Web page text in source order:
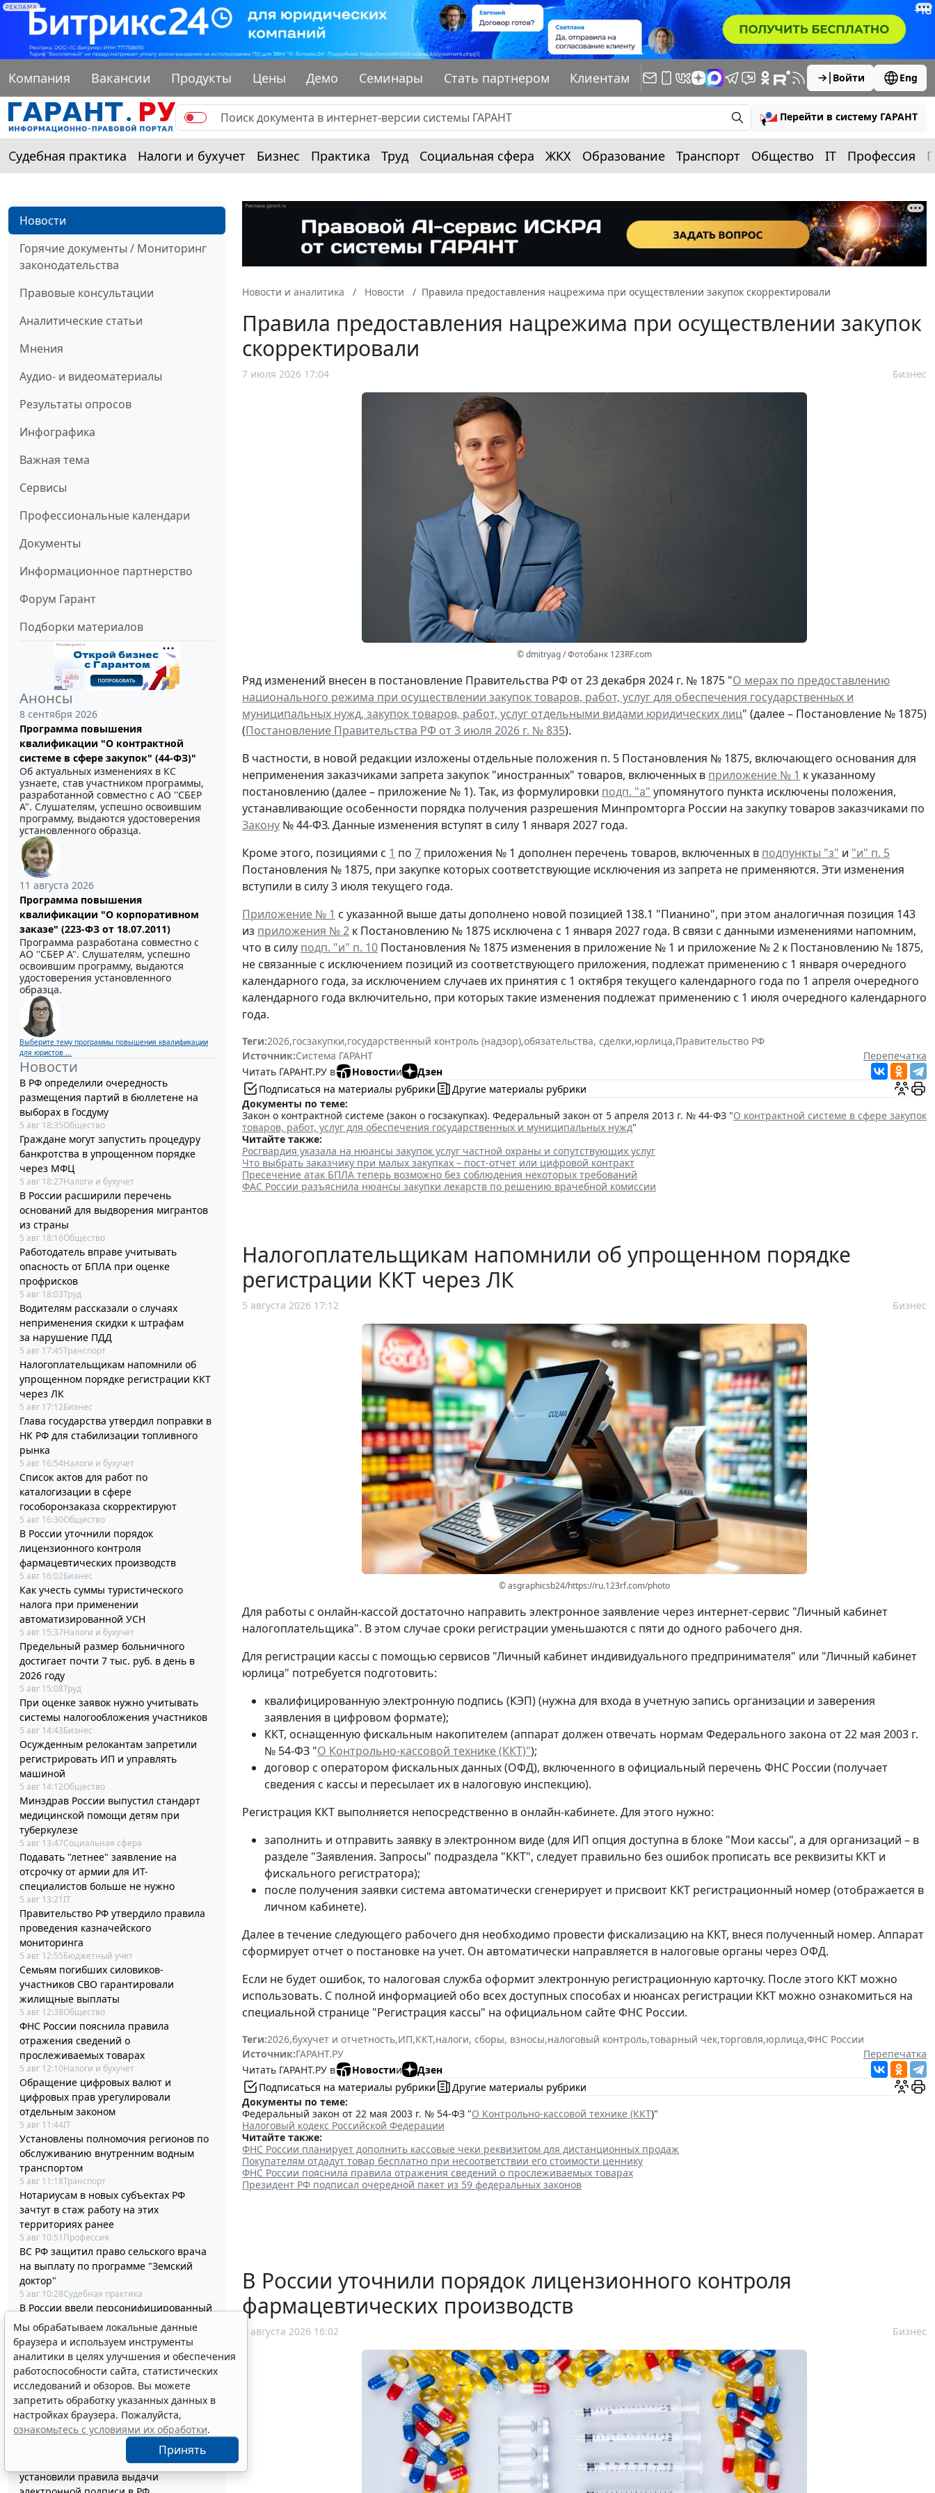
РЕКЛАМА
Компания Вакансии Продукты Цены Демо Семинары Стать партнером Клиентам Войти Eng
Перейти в систему ГАРАНТ
Судебная практика Налоги и бухучет Бизнес Практика Труд Социальная сфера ЖКХ Образование Транспорт Общество IT Профессия
Новости
Горячие документы / Мониторинг
законодательства
Правовые консультации
Аналитические статьи
Мнения
Аудио- и видеоматериалы
Результаты опросов
Инфографика
Важная тема
Сервисы
Профессиональные календари
Документы
Информационное партнерство
Форум Гарант
Подборки материалов
Анонсы
8 сентября 2026
Программа повышения
квалификации "О контрактной
системе в сфере закупок" (44-ФЗ)"
Об актуальных изменениях в КС
узнаете, став участником программы,
разработанной совместно с АО ''СБЕР
А". Слушателям, успешно освоившим
программу, выдаются удостоверения
установленного образца.
11 августа 2026
Программа повышения
квалификации "О корпоративном
заказе" (223-ФЗ от 18.07.2011)
Программа разработана совместно с
АО ''СБЕР А". Слушателям, успешно
освоившим программу, выдаются
удостоверения установленного
образца.
Выберите тему программы повышения квалификации
для юристов ...
Новости
В РФ определили очередность
размещения партий в бюллетене на
выборах в Госдуму
5 авг 18:35Общество
Граждане могут запустить процедуру
банкротства в упрощенном порядке
через МФЦ
5 авг 18:27Налоги и бухучет
В России расширили перечень
оснований для выдворения мигрантов
из страны
5 авг 18:16Общество
Работодатель вправе учитывать
опасность от БПЛА при оценке
профрисков
5 авг 18:03Труд
Водителям рассказали о случаях
неприменения скидки к штрафам
за нарушение ПДД
5 авг 17:45Транспорт
Налогоплательщикам напомнили об
упрощенном порядке регистрации ККТ
через ЛК
5 авг 17:12Бизнес
Глава государства утвердил поправки в
НК РФ для стабилизации топливного
рынка
5 авг 16:54Налоги и бухучет
Список актов для работ по
каталогизации в сфере
гособоронзаказа скорректируют
5 авг 16:30Общество
В России уточнили порядок
лицензионного контроля
фармацевтических производств
5 авг 16:02Бизнес
Как учесть суммы туристического
налога при применении
автоматизированной УСН
5 авг 15:37Налоги и бухучет
Предельный размер больничного
достигает почти 7 тыс. руб. в день в
2026 году
5 авг 15:08Труд
При оценке заявок нужно учитывать
системы налогообложения участников
5 авг 14:43Бизнес
Осужденным релокантам запретили
регистрировать ИП и управлять
машиной
5 авг 14:12Общество
Минздрав России выпустил стандарт
медицинской помощи детям при
туберкулезе
5 авг 13:47Социальная сфера
Подавать "летнее" заявление на
отсрочку от армии для ИТ-
специалистов больше не нужно
5 авг 13:21IT
Правительство РФ утвердило правила
проведения казначейского
мониторинга
5 авг 12:55Бюджетный учет
Семьям погибших силовиков-
участников СВО гарантировали
жилищные выплаты
5 авг 12:38Общество
ФНС России пояснила правила
отражения сведений о
прослеживаемых товарах
5 авг 12:10Налоги и бухучет
Обращение цифровых валют и
цифровых прав урегулировали
отдельным законом
5 авг 11:44IT
Установлены полномочия регионов по
обслуживанию внутренним водным
транспортом
5 авг 11:18Транспорт
Нотариусам в новых субъектах РФ
зачтут в стаж работу на этих
территориях ранее
5 авг 10:51 Профессия
ВС РФ защитил право сельского врача
на выплату по программе "Земский
доктор"
5 авг 10:28Судебная практика
В России ввели персонифицированный
учет медпомощи ветеранам боевых
действий
5 авг 10:02
Сообщения НПФ о заключении
договоров НПО и долгосрочных
сбережений обновят
5 авг 09:30 Налоги и бухучет
Президент РФ подписал очередной
пакет из 59 федеральных законов
Международным организациям
установили правила выдачи
Новости и аналитика Новости Правила предоставления нацрежима при осуществлении закупок скорректировали
Правила предоставления нацрежима при осуществлении закупок
скорректировали
7 июля 2026 17:04 Бизнес
© dmitryag / Фотобанк 123RF.com
Ряд изменений внесен в постановление Правительства РФ от 23 декабря 2024 г. № 1875 "О мерах по предоставлению
национального режима при осуществлении закупок товаров, работ, услуг для обеспечения государственных и
муниципальных нужд, закупок товаров, работ, услуг отдельными видами юридических лиц" (далее – Постановление № 1875)
(Постановление Правительства РФ от 3 июля 2026 г. № 835).
В частности, в новой редакции изложены отдельные положения п. 5 Постановления № 1875, включающего основания для
неприменения заказчиками запрета закупок "иностранных" товаров, включенных в приложение № 1 к указанному
постановлению (далее – приложение № 1). Так, из формулировки подп. "а" упомянутого пункта исключены положения,
устанавливающие особенности порядка получения разрешения Минпромторга России на закупку товаров заказчиками по
Закону № 44-ФЗ. Данные изменения вступят в силу 1 января 2027 года.
Кроме этого, позициями с 1 по 7 приложения № 1 дополнен перечень товаров, включенных в подпункты "з" и "и" п. 5
Постановления № 1875, при закупке которых соответствующие исключения из запрета не применяются. Эти изменения
вступили в силу 3 июля текущего года.
Приложение № 1 с указанной выше даты дополнено новой позицией 138.1 "Пианино", при этом аналогичная позиция 143
из приложения № 2 к Постановлению № 1875 исключена с 1 января 2027 года. В связи с данными изменениями напомним,
что в силу подп. "и" п. 10 Постановления № 1875 изменения в приложение № 1 и приложение № 2 к Постановлению № 1875,
не связанные с исключением позиций из соответствующего приложения, подлежат применению с 1 января очередного
календарного года, за исключением случаев их принятия с 1 октября текущего календарного года по 1 апреля очередного
календарного года включительно, при которых такие изменения подлежат применению с 1 июля очередного календарного
года.
Теги:2026,госзакупки,государственный контроль (надзор),обязательства, сделки,юрлица,Правительство РФ
Источник:Система ГАРАНТ
Перепечатка
Читать ГАРАНТ.РУ в
Новостии
Дзен
Подписаться на материалы рубрики
Другие материалы рубрики
Документы по теме:
Закон о контрактной системе (закон о госзакупках). Федеральный закон от 5 апреля 2013 г. № 44-ФЗ "О контрактной системе в сфере закупок
товаров, работ, услуг для обеспечения государственных и муниципальных нужд"
Читайте также:
Росгвардия указала на нюансы закупок услуг частной охраны и сопутствующих услуг
Что выбрать заказчику при малых закупках – пост-отчет или цифровой контракт
Пресечение атак БПЛА теперь возможно без соблюдения некоторых требований
ФАС России разъяснила нюансы закупки лекарств по решению врачебной комиссии
Налогоплательщикам напомнили об упрощенном порядке
регистрации ККТ через ЛК
5 августа 2026 17:12 Бизнес
© asgraphicsb24/https://ru.123rf.com/photo
Для работы с онлайн-кассой достаточно направить электронное заявление через интернет-сервис "Личный кабинет
налогоплательщика". В этом случае сроки регистрации уменьшаются с пяти до одного рабочего дня.
Для регистрации кассы с помощью сервисов "Личный кабинет индивидуального предпринимателя" или "Личный кабинет
юрлица" потребуется подготовить:
квалифицированную электронную подпись (КЭП) (нужна для входа в учетную запись организации и заверения
заявления в цифровом формате);
ККТ, оснащенную фискальным накопителем (аппарат должен отвечать нормам Федерального закона от 22 мая 2003 г.
№ 54-ФЗ "О Контрольно-кассовой технике (ККТ)");
договор с оператором фискальных данных (ОФД), включенного в официальный перечень ФНС России (получает
сведения с кассы и пересылает их в налоговую инспекцию).
Регистрация ККТ выполняется непосредственно в онлайн-кабинете. Для этого нужно:
заполнить и отправить заявку в электронном виде (для ИП опция доступна в блоке "Мои кассы", а для организаций – в
разделе "Заявления. Запросы" подраздела "ККТ", следует правильно без ошибок прописать все реквизиты ККТ и
фискального регистратора);
после получения заявки система автоматически сгенерирует и присвоит ККТ регистрационный номер (отображается в
личном кабинете).
Далее в течение следующего рабочего дня необходимо провести фискализацию на ККТ, внеся полученный номер. Аппарат
сформирует отчет о постановке на учет. Он автоматически направляется в налоговые органы через ОФД.
Если не будет ошибок, то налоговая служба оформит электронную регистрационную карточку. После этого ККТ можно
использовать. С полной информацией обо всех доступных способах и нюансах регистрации ККТ можно ознакомиться на
специальной странице "Регистрация кассы" на официальном сайте ФНС России.
Теги:2026,бухучет и отчетность,ИП,ККТ,налоги, сборы, взносы,налоговый контроль,товарный чек,торговля,юрлица,ФНС России
Источник:ГАРАНТ.РУ
Перепечатка
Читать ГАРАНТ.РУ в
Новостии
Дзен
Подписаться на материалы рубрики
Другие материалы рубрики
Документы по теме:
Федеральный закон от 22 мая 2003 г. № 54-ФЗ "О Контрольно-кассовой технике (ККТ)"
Налоговый кодекс Российской Федерации
Читайте также:
ФНС России планирует дополнить кассовые чеки реквизитом для дистанционных продаж
Покупателям отдадут товар бесплатно при несоответствии его стоимости ценнику
ФНС России пояснила правила отражения сведений о прослеживаемых товарах
Президент РФ подписал очередной пакет из 59 федеральных законов
В России уточнили порядок лицензионного контроля
фармацевтических производств
5 августа 2026 16:02 Бизнес
Мы обрабатываем локальные данные
браузера и используем инструменты
аналитики в целях улучшения и обеспечения
работоспособности сайта, статистических
исследований и обзоров. Вы можете
запретить обработку указанных данных в
настройках браузера. Пожалуйста,
ознакомьтесь с условиями их обработки.
Принять